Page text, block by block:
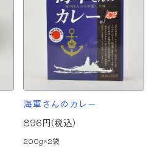
海軍さんのカレー
896円(税込)
200g×2袋